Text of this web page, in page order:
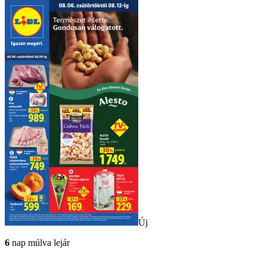
Új
6 nap múlva lejár